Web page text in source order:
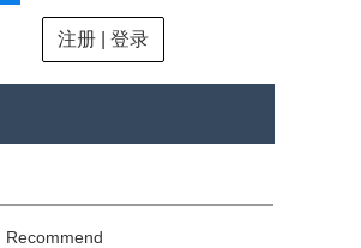
注册 | 登录
Recommend